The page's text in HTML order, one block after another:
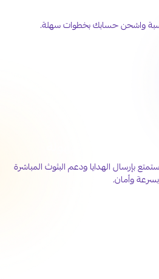
واشحن حسابك بخطوات سهلة.
بإرسال الهدايا ودعم البثوث المباشرة
بسرعة وأمان.